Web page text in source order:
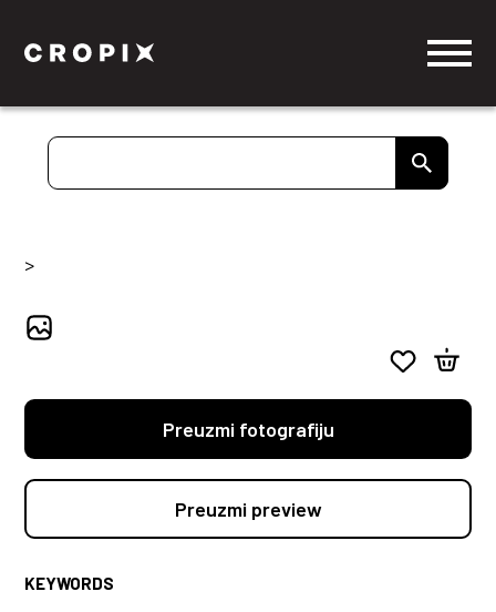
>
Preuzmi fotografiju
Preuzmi preview
KEYWORDS